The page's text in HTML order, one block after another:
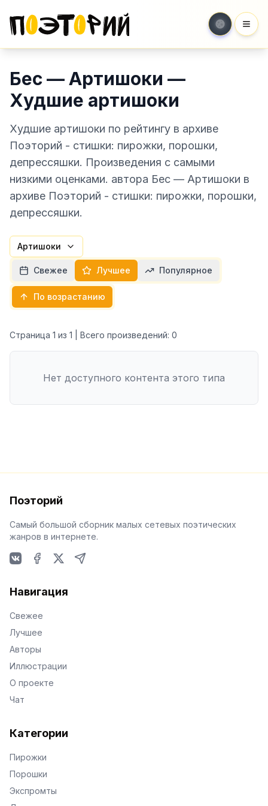
Бес — Артишоки —
Худшие артишоки
Худшие артишоки по рейтингу в архиве
Поэторий - стишки: пирожки, порошки,
депрессяшки. Произведения с самыми
низкими оценками. автора Бес — Артишоки в
архиве Поэторий - стишки: пирожки, порошки,
депрессяшки.
Артишоки
Свежее Лучшее Популярное
По возрастанию
Страница 1 из 1 | Всего произведений: 0
Нет доступного контента этого типа
Поэторий
Самый большой сборник малых сетевых поэтических
жанров в интернете.
Навигация
Свежее
Лучшее
Авторы
Иллюстрации
О проекте
Чат
Категории
Пирожки
Порошки
Экспромты